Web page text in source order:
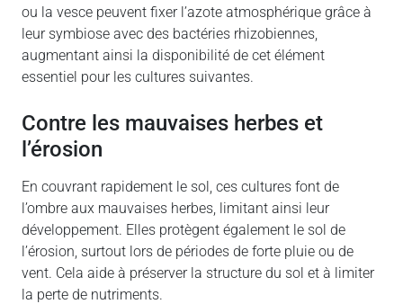
ou la vesce peuvent fixer l’azote atmosphérique grâce à
leur symbiose avec des bactéries rhizobiennes,
augmentant ainsi la disponibilité de cet élément
essentiel pour les cultures suivantes.
contre les mauvaises herbes et
l’érosion
En couvrant rapidement le sol, ces cultures font de
l’ombre aux mauvaises herbes, limitant ainsi leur
développement. Elles protègent également le sol de
l’érosion, surtout lors de périodes de forte pluie ou de
vent. Cela aide à préserver la structure du sol et à limiter
la perte de nutriments.